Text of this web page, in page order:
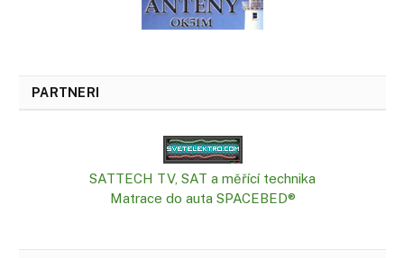
PARTNERI
SATTECH TV, SAT a měřící technika
Matrace do auta SPACEBED®